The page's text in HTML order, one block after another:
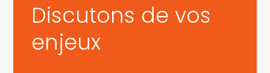
Discutons de vos
enjeux